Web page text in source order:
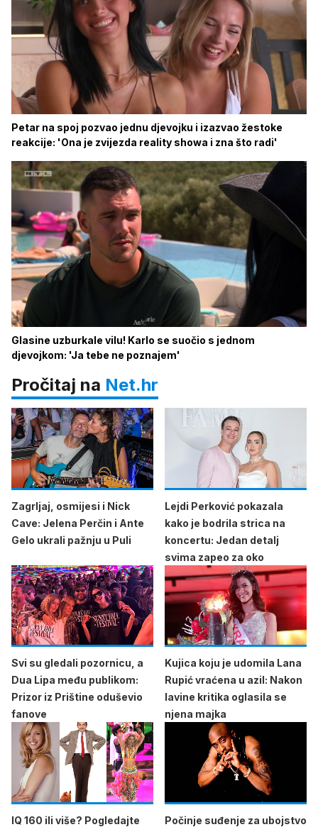
Petar na spoj pozvao jednu djevojku i izazvao žestoke
reakcije: 'Ona je zvijezda reality showa i zna što radi'
Glasine uzburkale vilu! Karlo se suočio s jednom
djevojkom: 'Ja tebe ne poznajem'
Pročitaj na Net.hr
Zagrljaj, osmijesi i Nick
Cave: Jelena Perčin i Ante
Gelo ukrali pažnju u Puli
Lejdi Perković pokazala
kako je bodrila strica na
koncertu: Jedan detalj
svima zapeo za oko
Svi su gledali pozornicu, a
Dua Lipa među publikom:
Prizor iz Prištine oduševio
fanove
Kujica koju je udomila Lana
Rupić vraćena u azil: Nakon
lavine kritika oglasila se
njena majka
IQ 160 ili više? Pogledajte
Počinje suđenje za ubojstvo